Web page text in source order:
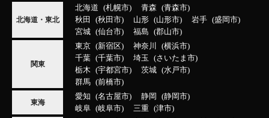
北海道・東北
北海道 札幌市 青森
青森市
秋田
秋田市 山形 山形市 岩手
盛岡市
宮城
仙台市 福島 郡山市
関東
東京 新宿区 神奈川
横浜市
千葉
千葉市 埼玉
さいたま市
栃木
宇都宮市 茨城
水戸市
群馬
前橋市
東海
愛知 名古屋市 静岡
静岡市
岐阜
岐阜市 三重 津市